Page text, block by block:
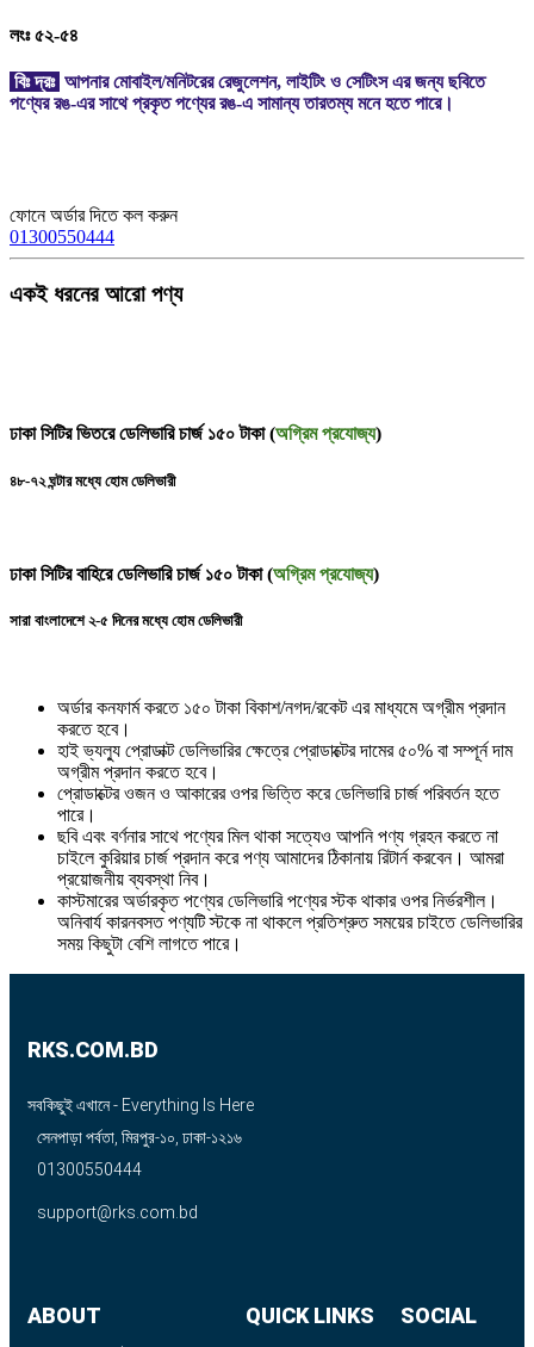
লংঃ ৫২-৫৪
বিঃ দ্রঃ আপনার মোবাইল/মনিটরের রেজুলেশন, লাইটিং ও সেটিংস এর জন্য ছবিতে
পণ্যের রঙ-এর সাথে প্রকৃত পণ্যের রঙ-এ সামান্য তারতম্য মনে হতে পারে।
ফোনে অর্ডার দিতে কল করুন
01300550444
একই ধরনের আরো পণ্য
ঢাকা সিটির ভিতরে ডেলিভারি চার্জ ১৫০ টাকা (অগ্রিম প্রযোজ্য)
৪৮-৭২ ঘন্টার মধ্যে হোম ডেলিভারী
ঢাকা সিটির বাহিরে ডেলিভারি চার্জ ১৫০ টাকা (অগ্রিম প্রযোজ্য)
সারা বাংলাদেশে ২-৫ দিনের মধ্যে হোম ডেলিভারী
অর্ডার কনফার্ম করতে ১৫০ টাকা বিকাশ/নগদ/রকেট এর মাধ্যমে অগ্রীম প্রদান
করতে হবে।
হাই ভ্যল্যু প্রোডাক্ট ডেলিভারির ক্ষেত্রে প্রোডাক্টের দামের ৫০% বা সম্পূর্ন দাম
অগ্রীম প্রদান করতে হবে।
প্রোডাক্টের ওজন ও আকারের ওপর ভিত্তি করে ডেলিভারি চার্জ পরিবর্তন হতে
পারে।
ছবি এবং বর্ণনার সাথে পণ্যের মিল থাকা সত্যেও আপনি পণ্য গ্রহন করতে না
চাইলে কুরিয়ার চার্জ প্রদান করে পণ্য আমাদের ঠিকানায় রিটার্ন করবেন। আমরা
প্রয়োজনীয় ব্যবস্থা নিব।
কাস্টমারের অর্ডারকৃত পণ্যের ডেলিভারি পণ্যের স্টক থাকার ওপর নির্ভরশীল।
অনিবার্য কারনবসত পণ্যটি স্টকে না থাকলে প্রতিশ্রুত সময়ের চাইতে ডেলিভারির
সময় কিছুটা বেশি লাগতে পারে।
RKS.COM.BD
সবকিছুই এখানে - Everything Is Here
সেনপাড়া পর্বতা, মিরপুর-১০, ঢাকা-১২১৬
01300550444
support@rks.com.bd
ABOUT QUICK LINKS SOCIAL